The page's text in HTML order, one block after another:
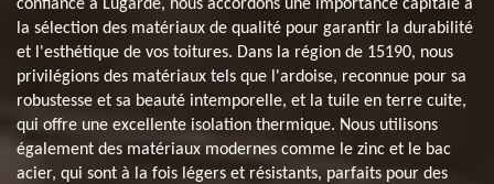
confiance à Lugarde, nous accordons une importance capitale à
la sélection des matériaux de qualité pour garantir la durabilité
et l'esthétique de vos toitures. Dans la région de 15190, nous
privilégions des matériaux tels que l'ardoise, reconnue pour sa
robustesse et sa beauté intemporelle, et la tuile en terre cuite,
qui offre une excellente isolation thermique. Nous utilisons
également des matériaux modernes comme le zinc et le bac
acier, qui sont à la fois légers et résistants, parfaits pour des